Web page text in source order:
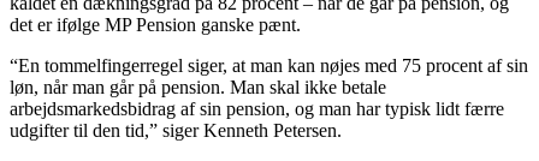
det er ifølge MP Pension ganske pænt.
“En tommelfingerregel siger, at man kan nøjes med 75 procent af sin
løn, når man går på pension. Man skal ikke betale
arbejdsmarkedsbidrag af sin pension, og man har typisk lidt færre
udgifter til den tid,” siger Kenneth Petersen.